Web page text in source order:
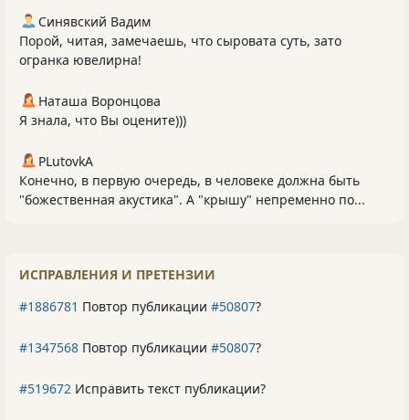
Синявский Вадим
Порой, читая, замечаешь, что сыровата суть, зато
огранка ювелирна!
Наташа Воронцова
Я знала, что Вы оцените)))
PLutоvkА
Конечно, в первую очередь, в человеке должна быть
"божественная акустика". А "крышу" непременно по...
ИСПРАВЛЕНИЯ И ПРЕТЕНЗИИ
#1886781 Повтор публикации #50807?
#1347568 Повтор публикации #50807?
#519672 Исправить текст публикации?